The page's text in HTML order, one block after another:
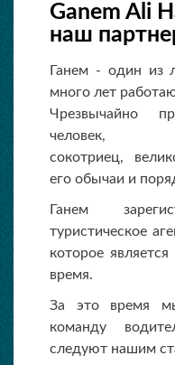
Ganem Ali
наш
Ганем - один из
много лет
Чрезвычайно
сокотриец,
его обычаи и
Ганем
туристическое
которое
время.
За это время
команду
следуют нашим